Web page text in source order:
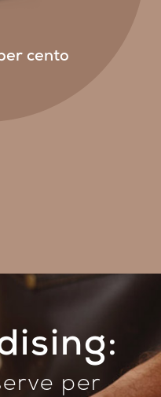
cento
per